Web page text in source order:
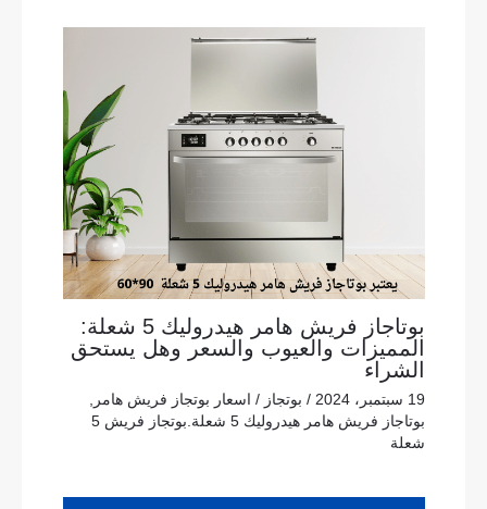
بوتاجاز فريش هامر هيدروليك 5 شعلة:
المميزات والعيوب والسعر وهل يستحق
الشراء
19 سبتمبر، 2024 / بوتجاز / اسعار بوتجاز فريش هامر
بوتاجاز فريش هامر هيدروليك 5 شعلة.بوتجاز فريش 5
شعلة